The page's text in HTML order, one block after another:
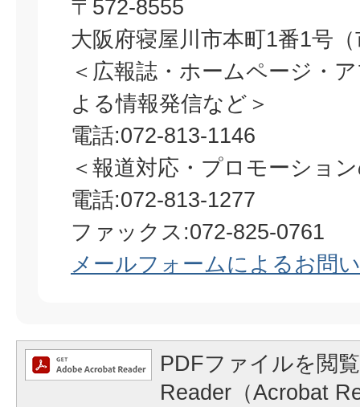
〒572-8555
大阪府寝屋川市本町1番1号
＜広報誌・ホームページ・
よる情報発信など＞
電話:072-813-1146
＜報道対応・プロモーショ
​​​​​​​電話:072-813-1277
ファックス:072-825-0761
メールフォームによるお問
PDFファイルを閲
Reader（Acrobat